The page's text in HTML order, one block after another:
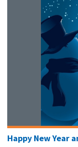
Happy New Year